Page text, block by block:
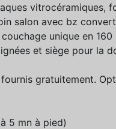
vitrocéramiques,
salon avec bz
unique en
et siège pour la
gratuitement.
5 mn à pied)